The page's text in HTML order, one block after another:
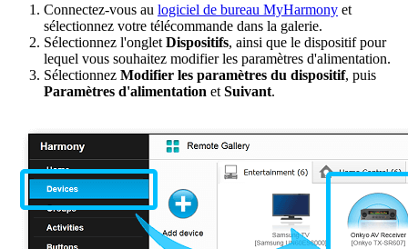
Connectez-vous au logiciel de bureau MyHarmony et
sélectionnez votre télécommande dans la galerie.
Sélectionnez l'onglet Dispositifs, ainsi que le dispositif pour
lequel vous souhaitez modifier les paramètres d'alimentation.
Sélectionnez Modifier les paramètres du dispositif, puis
Paramètres d'alimentation et Suivant.